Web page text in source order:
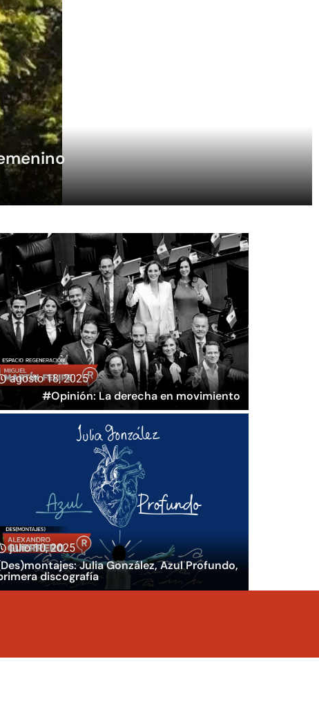
agosto 18, 2025
#Opinión: La derecha en movimiento
julio 10, 2025
Julia González, Azul Profundo,
discografía